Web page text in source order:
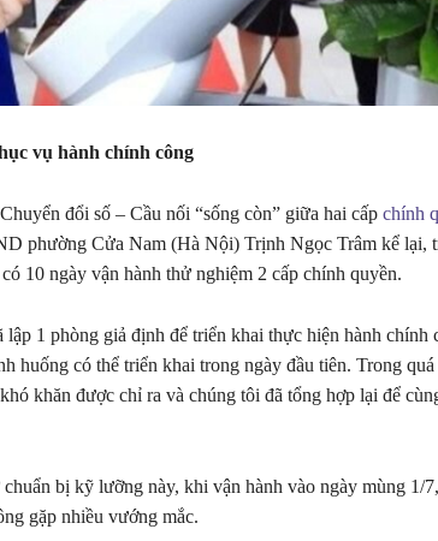
vụ hành chính công
đổi số – Cầu nối “sống còn” giữa hai cấp chính
phường Cửa Nam (Hà Nội) Trịnh Ngọc Trâm kể lại,
10 ngày vận hành thử nghiệm 2 cấp chính quyền.
lập 1 phòng giả định để triển khai thực hiện hành chính
huống có thể triển khai trong ngày đầu tiên. Trong
khăn được chỉ ra và chúng tôi đã tổng hợp lại để
bị kỹ lưỡng này, khi vận hành vào ngày mùng 1/
gặp nhiều vướng mắc.